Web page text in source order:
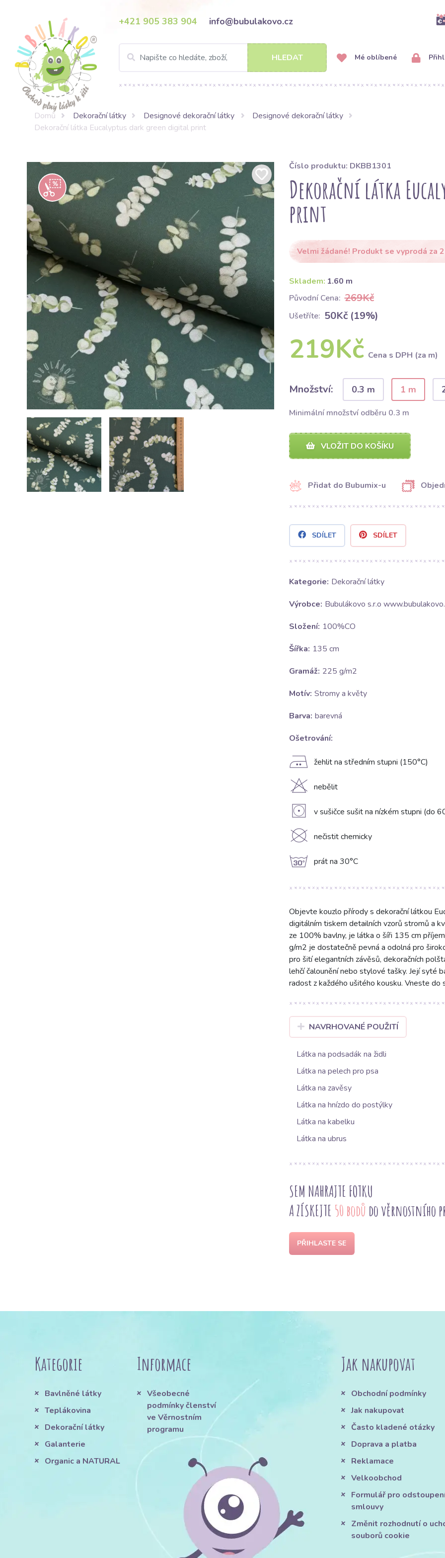
+421 905 383 904 info@bubulakovo.cz
HLEDAT Mé oblíbené
Domů Dekorační látky Designové dekorační látky
Designové dekorační látky
Dekorační látka Eucalyptus dark green digital print
Číslo produktu: DKBB1301
Dekorační látka
print
Velmi žádané! Produkt se vyprodá za
Skladem: 1.60 m
Původní Cena: 269Kč
Ušetříte: 50Kč (19%)
219Kč Cena s DPH (za m)
Množství: 0.3 m 1 m
Minimální množství odběru 0.3 m
VLOŽIT DO KOŠÍKU
Přidat do Bubumix-u
SDÍLET SDÍLET
Kategorie: Dekorační látky
Výrobce: Bubulákovo s.r.o
Složení: 100%CO
Šířka: 135 cm
Gramáž: 225 g/m2
Motív: Stromy a květy
Barva: barevná
Ošetrování:
E žehlit na středním stupni (150°C)
H nebělit
V v sušičce sušit na nízkém stupni (do
K nečistit chemicky
g prát na 30°C
Objevte kouzlo přírody s dekorační látkou
digitálním tiskem detailních vzorů stromů a
ze 100% bavlny, je látka o šíři 135 cm
g/m2 je dostatečně pevná a odolná pro
pro šití elegantních závěsů, dekoračních
lehčí čalounění nebo stylové tašky. Její syté
radost z každého ušitého kousku. Vneste do
NAVRHOVANÉ POUŽITÍ
Látka na podsadák na židli
Látka na pelech pro psa
Látka na zavěsy
Látka na hnízdo do postýlky
Látka na kabelku
Látka na ubrus
SEM NAHRAJTE FOTKU
A ZÍSKEJTE 50 bodů do věrnostního
PŘIHLASTE SE
Kategorie
Bavlněné látky
Teplákovina
Dekorační látky
Galanterie
Organic a NATURAL
Informace
Všeobecné
podmínky členství
ve Věrnostním
programu
Jak nakupovat
Obchodní podmínky
Jak nakupovat
Často kladené otázky
Doprava a platba
Reklamace
Velkoobchod
Formulář pro
smlouvy
Změnit rozhodnutí o
souborů cookie